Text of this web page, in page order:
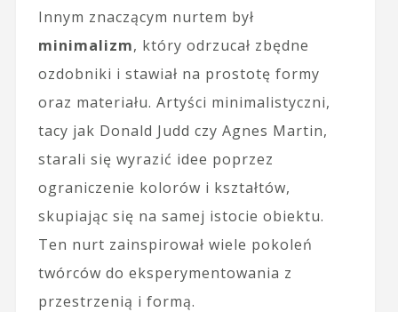
Innym znaczącym nurtem był
minimalizm, który odrzucał zbędne
ozdobniki i stawiał na prostotę formy
oraz materiału. Artyści minimalistyczni,
tacy jak Donald Judd czy Agnes Martin,
starali się wyrazić idee poprzez
ograniczenie kolorów i kształtów,
skupiając się na samej istocie obiektu.
Ten nurt zainspirował wiele pokoleń
twórców do eksperymentowania z
przestrzenią i formą.